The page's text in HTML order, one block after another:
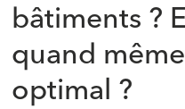
bâtiments ?
quand
optimal ?